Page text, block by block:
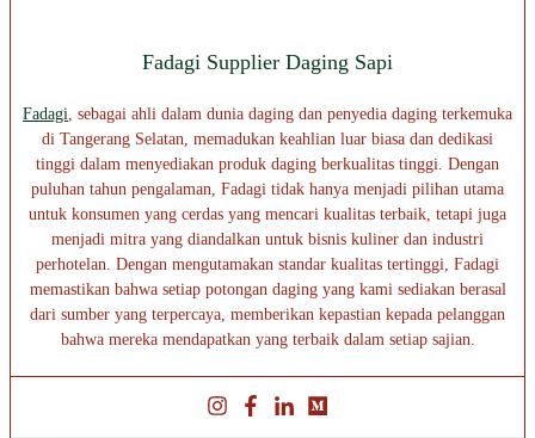
Fadagi Supplier Daging Sapi
Fadagi, sebagai ahli dalam dunia daging dan penyedia daging terkemuka
di Tangerang Selatan, memadukan keahlian luar biasa dan dedikasi
tinggi dalam menyediakan produk daging berkualitas tinggi. Dengan
puluhan tahun pengalaman, Fadagi tidak hanya menjadi pilihan utama
untuk konsumen yang cerdas yang mencari kualitas terbaik, tetapi juga
menjadi mitra yang diandalkan untuk bisnis kuliner dan industri
perhotelan. Dengan mengutamakan standar kualitas tertinggi, Fadagi
memastikan bahwa setiap potongan daging yang kami sediakan berasal
dari sumber yang terpercaya, memberikan kepastian kepada pelanggan
bahwa mereka mendapatkan yang terbaik dalam setiap sajian.